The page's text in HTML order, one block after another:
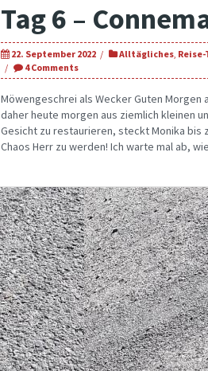
Tag 6 –
22. September 2022 Alltägliches,
4 Comments
Möwengeschrei als Wecker Guten
daher heute morgen aus ziemlich kleinen
Gesicht zu restaurieren, steckt Monika bis
Chaos Herr zu werden! Ich warte mal ab,